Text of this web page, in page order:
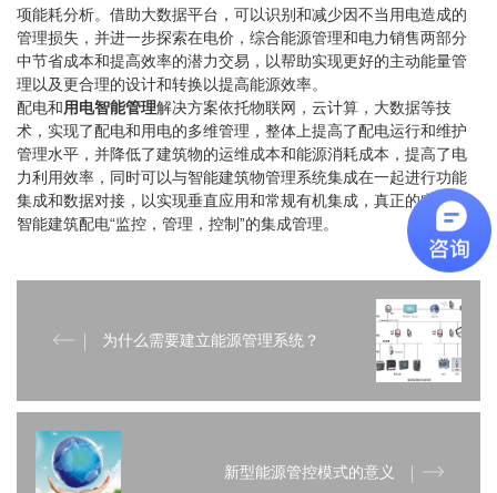
项能耗分析。借助大数据平台，可以识别和减少因不当用电造成的
管理损失，并进一步探索在电价，综合能源管理和电力销售两部分
中节省成本和提高效率的潜力交易，以帮助实现更好的主动能量管
理以及更合理的设计和转换以提高能源效率。
配电和用电智能管理解决方案依托物联网，云计算，大数据等技
术，实现了配电和用电的多维管理，整体上提高了配电运行和维护
管理水平，并降低了建筑物的运维成本和能源消耗成本，提高了电
力利用效率，同时可以与智能建筑物管理系统集成在一起进行功能
集成和数据对接，以实现垂直应用和常规有机集成，真正的实现了
智能建筑配电“监控，管理，控制”的集成管理。
为什么需要建立能源管理系统？
新型能源管控模式的意义